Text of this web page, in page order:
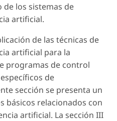
los sistemas de
artificial.
de las técnicas de
artificial para la
programas de control
de
sección se presenta un
básicos relacionados con
artificial. La sección III